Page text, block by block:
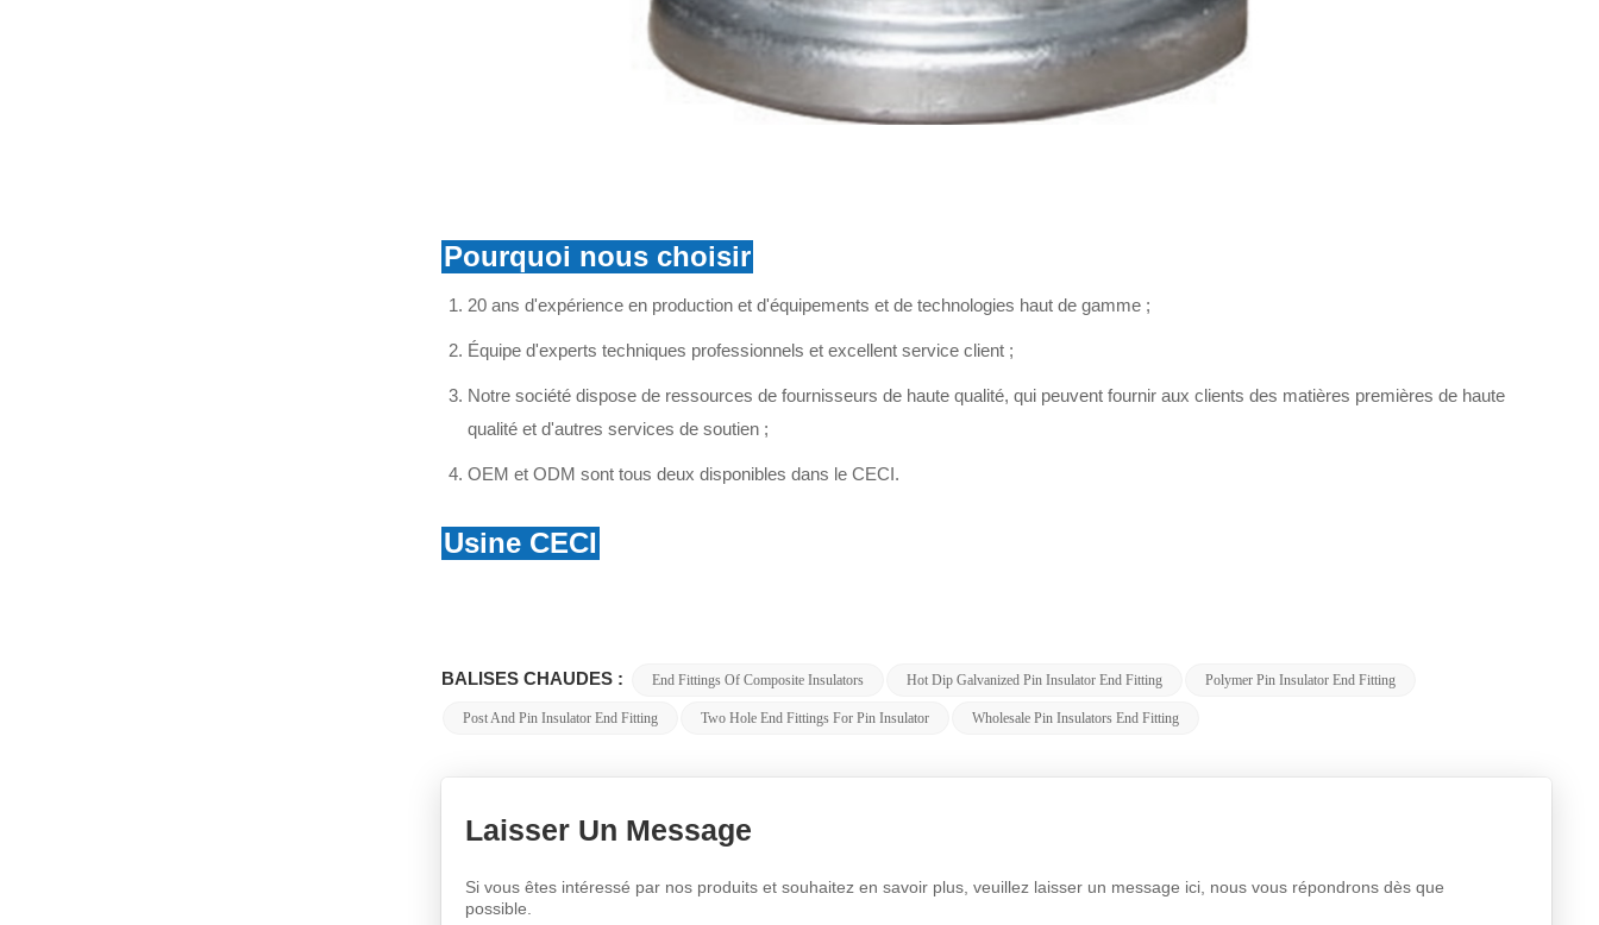
Pourquoi nous choisir
20 ans d'expérience en production et d'équipements et de technologies haut de gamme ;
Équipe d'experts techniques professionnels et excellent service client ;
Notre société dispose de ressources de fournisseurs de haute qualité, qui peuvent fournir aux clients des matières premières de haute
qualité et d'autres services de soutien ;
OEM et ODM sont tous deux disponibles dans le CECI.
Usine CECI
BALISES CHAUDES : End Fittings Of Composite Insulators Hot Dip Galvanized Pin Insulator End Fitting Polymer Pin Insulator End Fitting
Post And Pin Insulator End Fitting Two Hole End Fittings For Pin Insulator Wholesale Pin Insulators End Fitting
Laisser Un Message
Si vous êtes intéressé par nos produits et souhaitez en savoir plus, veuillez laisser un message ici, nous vous répondrons dès que
possible.